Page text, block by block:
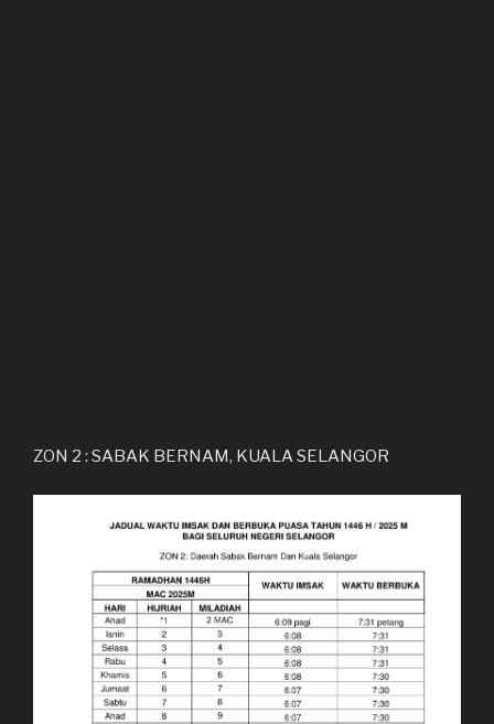
ZON 2 : SABAK BERNAM, KUALA SELANGOR